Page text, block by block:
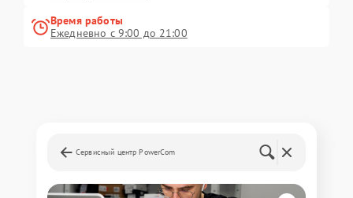
Время работы
Ежедневно с 9:00 до 21:00
Сервисный центр PowerCom